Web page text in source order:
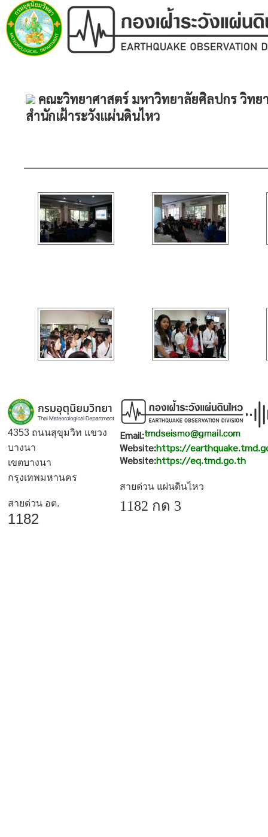
คณะวิทยาศาสตร์ มหาวิทยาลัยศิลปกร วิทย
สำนักเฝ้าระวังแผ่นดินไหว
4353 ถนนสุขุมวิท แขวง
บางนา
เขตบางนา
กรุงเทพมหานคร
สายด่วน อต.
1182
Email:
Website:https://
Website:https://eq.tmd.go.th
สายด่วน แผ่นดินไหว
1182 กด 3